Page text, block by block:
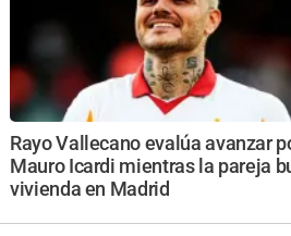
Rayo Vallecano evalúa avanzar
Mauro Icardi mientras la pareja
vivienda en Madrid